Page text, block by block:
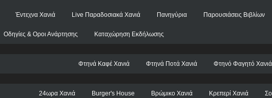
Έντεχνα Χανιά Live Παραδοσιακά Χανιά Πανηγύρια Παρουσιάσεις Βιβλίων
Οδηγίες & Οροι Ανάρτησης Καταχώρηση Εκδήλωσης
Φτηνά Καφέ Χανιά Φτηνά Ποτά Χανιά Φτηνό Φαγητό Χανιά
24ωρα Χανιά Burger's House Βρώμικο Χανιά Κρεπερί Χανιά